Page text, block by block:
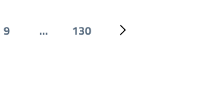
Pagina
9 …
Ultima pagina
130
Pagina successiva